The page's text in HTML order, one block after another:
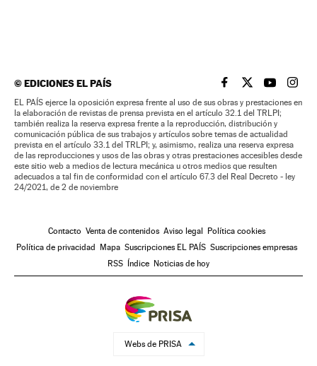
©EDICIONES EL PAÍS EL PAÍS BRASIL EN
EL PAÍSEL PAÍS
EL
EL PAÍS ejerce la oposición expresa frente al uso de sus obras y prestaciones en
la elaboración de revistas de prensa prevista en el artículo 32.1 del TRLPI;
también realiza la reserva expresa frente a la reproducción, distribución y
comunicación pública de sus trabajos y artículos sobre temas de actualidad
prevista en el artículo 33.1 del TRLPI; y, asimismo, realiza una reserva expresa
de las reproducciones y usos de las obras y otras prestaciones accesibles desde
este sitio web a medios de lectura mecánica u otros medios que resulten
adecuados a tal fin de conformidad con el artículo 67.3 del Real Decreto - ley
24/2021, de 2 de noviembre
Contacto Venta de contenidos Aviso legal Política cookies
Política de privacidad Mapa Suscripciones EL PAÍS Suscripciones empresas
RSS Índice Noticias de hoy
Webs de PRISA